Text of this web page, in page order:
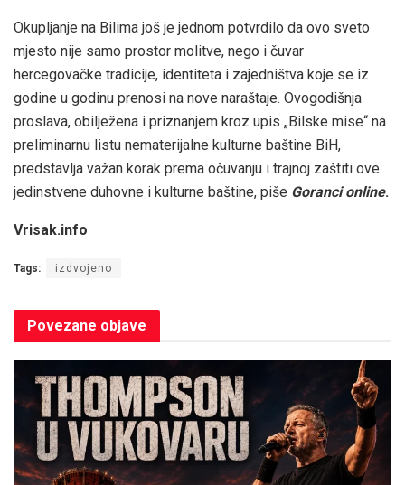
Okupljanje na Bilima još je jednom potvrdilo da ovo sveto
mjesto nije samo prostor molitve, nego i čuvar
hercegovačke tradicije, identiteta i zajedništva koje se iz
godine u godinu prenosi na nove naraštaje. Ovogodišnja
proslava, obilježena i priznanjem kroz upis „Bilske mise“ na
preliminarnu listu nematerijalne kulturne baštine BiH,
predstavlja važan korak prema očuvanju i trajnoj zaštiti ove
jedinstvene duhovne i kulturne baštine, piše Goranci online.
Vrisak.info
Tags: izdvojeno
Povezane objave